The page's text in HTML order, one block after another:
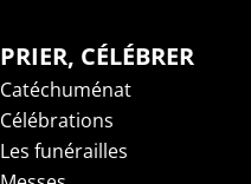
PRIER, CÉLÉBRER
Catéchuménat
Célébrations
Les funérailles